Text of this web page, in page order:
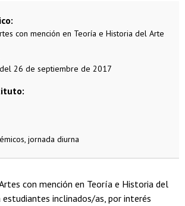
Egresadas/os
con mención en Teoría e Historia del Arte
26 de septiembre de 2017
jornada diurna
con mención en Teoría e Historia del
estudiantes inclinados/as, por interés